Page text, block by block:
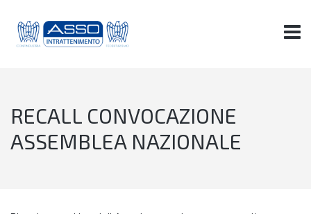
RECALL CONVOCAZIONE
ASSEMBLEA NAZIONALE